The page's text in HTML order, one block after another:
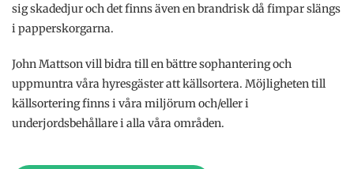
sig skadedjur och det finns även en brandrisk då fimpar slängs
i papperskorgarna.
John Mattson vill bidra till en bättre sophantering och
uppmuntra våra hyresgäster att källsortera. Möjligheten till
källsortering finns i våra miljörum och/eller i
underjordsbehållare i alla våra områden.